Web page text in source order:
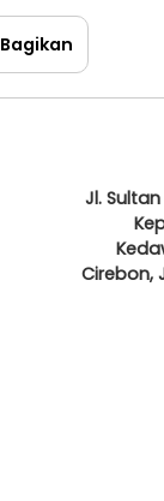
Bagikan
Jl.
Cirebon,